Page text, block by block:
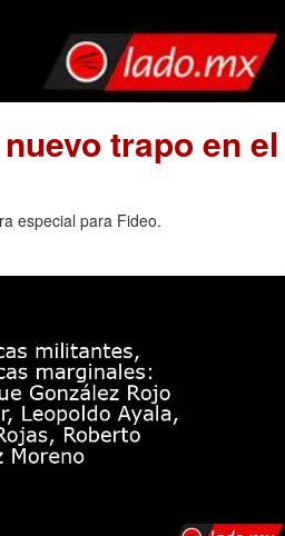
trapo en el
especial para Fideo.